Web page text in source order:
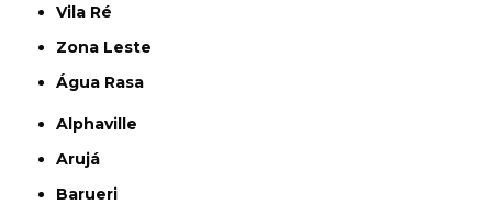
Vila Ré
Zona Leste
Água Rasa
Alphaville
Arujá
Barueri